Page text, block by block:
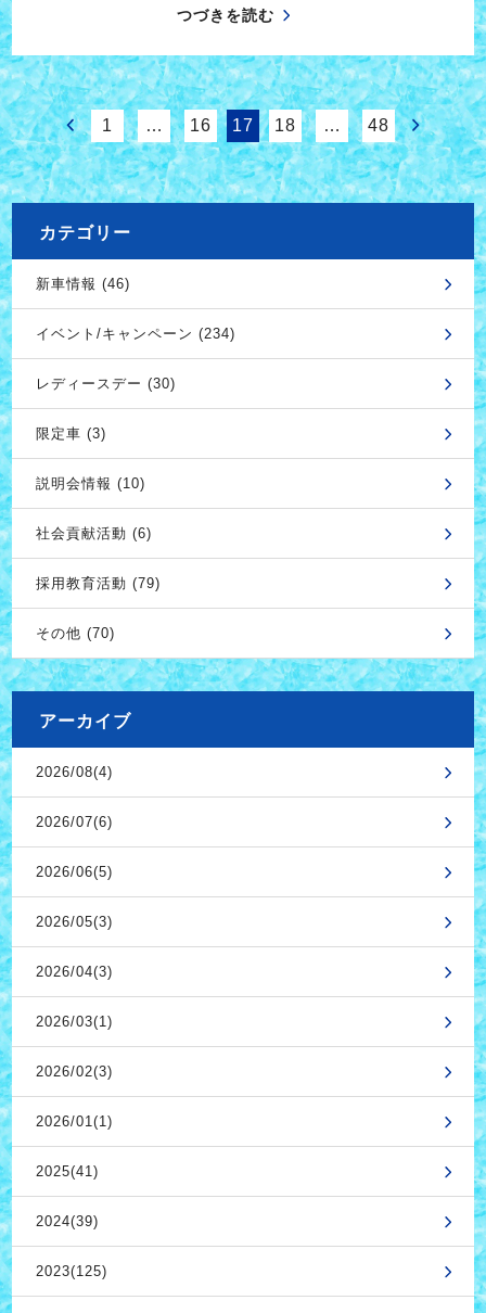
つづきを読む
1 … 16 17 18 … 48
カテゴリー
新車情報 (46)
イベント/キャンペーン (234)
レディースデー (30)
限定車 (3)
説明会情報 (10)
社会貢献活動 (6)
採用教育活動 (79)
その他 (70)
アーカイブ
2026/08(4)
2026/07(6)
2026/06(5)
2026/05(3)
2026/04(3)
2026/03(1)
2026/02(3)
2026/01(1)
2025(41)
2024(39)
2023(125)